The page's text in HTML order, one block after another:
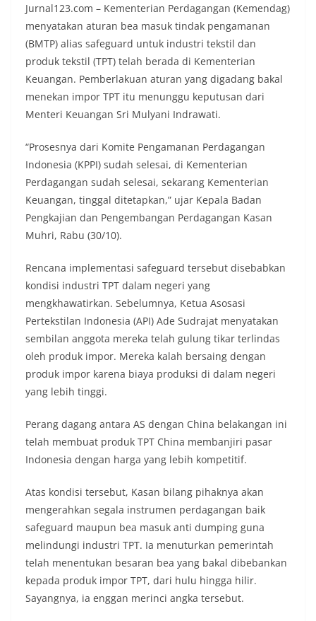
Jurnal123.com – Kementerian Perdagangan (Kemendag)
menyatakan aturan bea masuk tindak pengamanan
(BMTP) alias safeguard untuk industri tekstil dan
produk tekstil (TPT) telah berada di Kementerian
Keuangan. Pemberlakuan aturan yang digadang bakal
menekan impor TPT itu menunggu keputusan dari
Menteri Keuangan Sri Mulyani Indrawati.
“Prosesnya dari Komite Pengamanan Perdagangan
Indonesia (KPPI) sudah selesai, di Kementerian
Perdagangan sudah selesai, sekarang Kementerian
Keuangan, tinggal ditetapkan,” ujar Kepala Badan
Pengkajian dan Pengembangan Perdagangan Kasan
Muhri, Rabu (30/10).
Rencana implementasi safeguard tersebut disebabkan
kondisi industri TPT dalam negeri yang
mengkhawatirkan. Sebelumnya, Ketua Asosasi
Pertekstilan Indonesia (API) Ade Sudrajat menyatakan
sembilan anggota mereka telah gulung tikar terlindas
oleh produk impor. Mereka kalah bersaing dengan
produk impor karena biaya produksi di dalam negeri
yang lebih tinggi.
Perang dagang antara AS dengan China belakangan ini
telah membuat produk TPT China membanjiri pasar
Indonesia dengan harga yang lebih kompetitif.
Atas kondisi tersebut, Kasan bilang pihaknya akan
mengerahkan segala instrumen perdagangan baik
safeguard maupun bea masuk anti dumping guna
melindungi industri TPT. Ia menuturkan pemerintah
telah menentukan besaran bea yang bakal dibebankan
kepada produk impor TPT, dari hulu hingga hilir.
Sayangnya, ia enggan merinci angka tersebut.